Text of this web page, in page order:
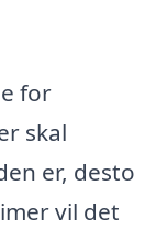
for
skal
er, desto
vil det